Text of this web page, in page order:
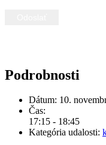
Podrobnosti
Dátum: 10.
Čas:
17:15 - 18:45
Kategória udalosti: